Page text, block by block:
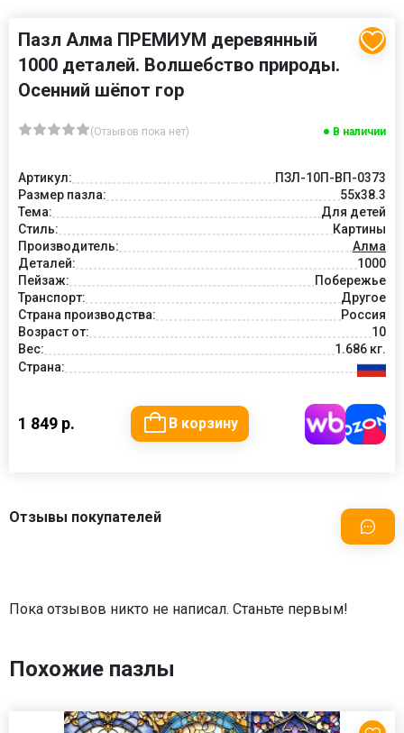
Пазл Алма ПРЕМИУМ деревянный
1000 деталей. Волшебство природы.
Осенний шёпот гор
(Отзывов пока нет) В наличии
Артикул:
ПЗЛ-10П-ВП-0373
Размер пазла:
55х38.3
Тема:
Для детей
Стиль:
Картины
Производитель:
Алма
Деталей:
1000
Пейзаж:
Побережье
Транспорт:
Другое
Страна производства:
Россия
Возраст от:
10
Вес:
1.686 кг.
Страна:
1 849 р. В корзину
Отзывы покупателей
Пока отзывов никто не написал. Станьте первым!
Похожие пазлы